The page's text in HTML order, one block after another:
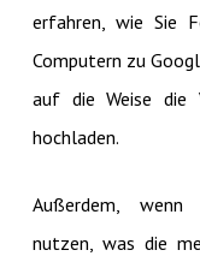
erfahren, wie Sie
Computern zu
auf die Weise die
hochladen.
Außerdem, wenn
nutzen, was die